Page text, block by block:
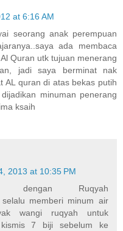
at 6:16 AM
seorang anak perempuan
ada membaca
Quran utk tujuan menerang
jadi saya berminat nak
AL quran di atas bekas putih
minuman penerang
ksaih
2013 at 10:35 PM
dengan Ruqyah
memberi minum air
wangi ruqyah untuk
7 biji sebelum ke